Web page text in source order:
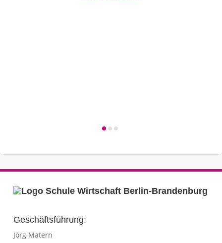
Geschäftsführung:
Jörg Matern